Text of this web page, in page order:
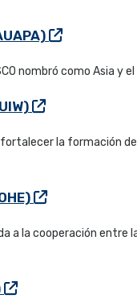
nombró como Asia y
la formación
a la cooperación